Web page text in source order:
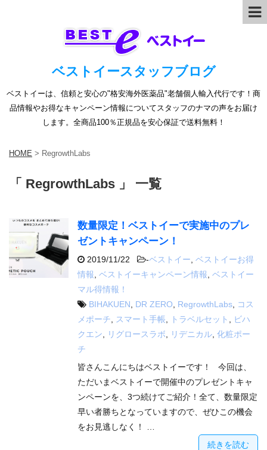
ベストイースタッフブログ
ベストイーは、信頼と安心の"格安海外医薬品"老舗個人輸入代行です！商
品情報やお得なキャンペーン情報についてスタッフのナマの声をお届け
します。全商品100％正規品を安心保証で送料無料！
HOME > RegrowthLabs
「 RegrowthLabs 」 一覧
数量限定！ベストイーで実施中のプレ
ゼントキャンペーン！
2019/11/22 -ベストイー ベストイーお得
情報 ベストイーキャンペーン情報 ベストイー
マル得情報！
BIHAKUEN
DR ZERO RegrowthLabs
コス
メポーチ
スマート手帳 トラベルセット
ビハ
クエン
リグロースラボ リデニカル 化粧ポー
チ
皆さんこんにちはベストイーです！ 今回は、
ただいまベストイーで開催中のプレゼントキャ
ンペーンを、3つ続けてご紹介！全て、数量限定
早い者勝ちとなっていますので、ぜひこの機会
をお見逃しなく！ …
続きを読む